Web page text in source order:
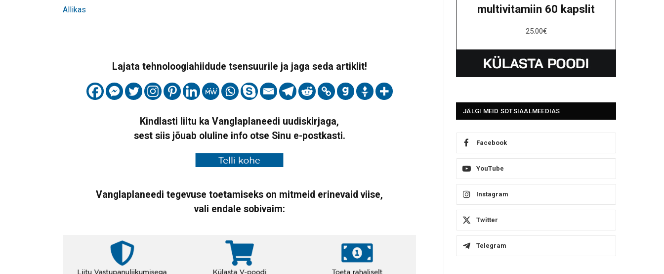
Allikas
Lajata tehnoloogiahiidude tsensuurile ja jaga seda artiklit!
Kindlasti liitu ka Vanglaplaneedi uudiskirjaga,
sest siis jõuab oluline info otse Sinu e-postkasti.
Vanglaplaneedi tegevuse toetamiseks on mitmeid erinevaid viise,
vali endale sobivaim:
multivitamiin 60 kapslit
25.00€
JÄLGI MEID SOTSIAALMEEDIAS
Facebook
YouTube
Instagram
Twitter
Telegram